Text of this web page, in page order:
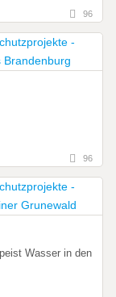
96
96
Wasser in den